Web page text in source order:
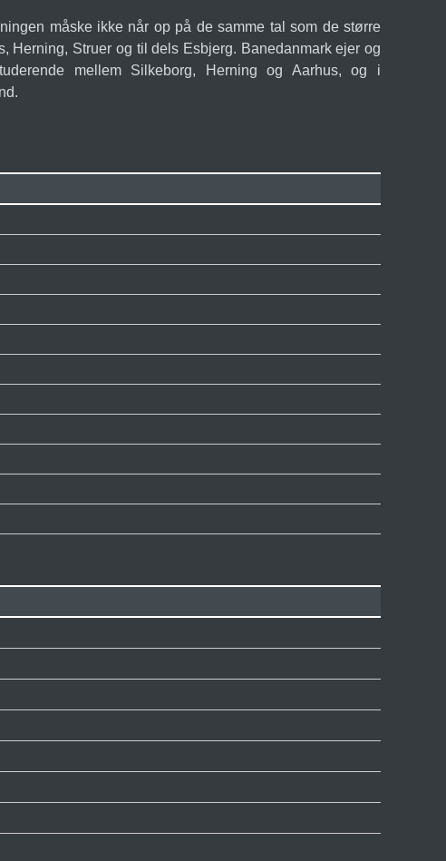
måske ikke når op på de samme tal som de større
Herning, Struer og til dels Esbjerg. Banedanmark ejer og
mellem Silkeborg, Herning og Aarhus, og i